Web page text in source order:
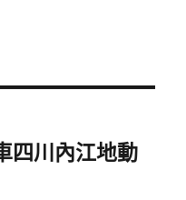
四川內江地動